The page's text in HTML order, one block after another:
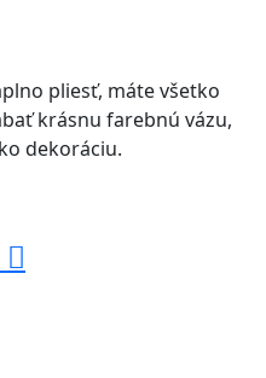
pliesť, máte všetko
krásnu farebnú vázu,
dekoráciu.